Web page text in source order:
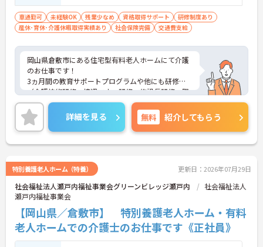
処遇改善関連の手当が支給されます
・介護職員処遇手当あり
・特定処遇改善手当あり
→ 安定した収入を目指しながら働ける環境です♪
車通勤可 未経験OK 残業少なめ 資格取得サポート
研修制度あり
産休･育休･介護休暇取得実績あり
社会保険完備 交通費支給
岡山県倉敷市にある住宅型有料老人ホームにて介護
のお仕事です！
3ヵ月間の教育サポートプログラムや他にも研修
（介護技術研修、接遇マナー研修、施設長研修、階
層別研修）が充実しております★
ご興味ある方には、面接対策ポイントなど、さらに
詳細をお話しいたしますのでお気軽にご相談くださ
い。
詳細を見る 無料 紹介してもらう
特別養護老人ホーム（特養） 更新日：2026年07月29日
社会福祉法人瀬戸内福祉事業会グリーンビレッジ瀬戸内
社会福祉法人
瀬戸内福祉事業会
【岡山県／倉敷市】 特別養護老人ホーム・有料
老人ホームでの介護士のお仕事です《正社員》